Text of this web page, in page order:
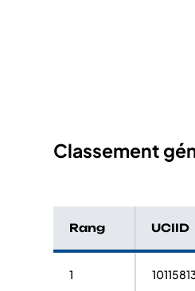
Classement
Rang UCIID
1